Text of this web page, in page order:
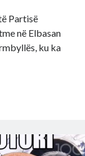
Partisë
në Elbasan
ku ka